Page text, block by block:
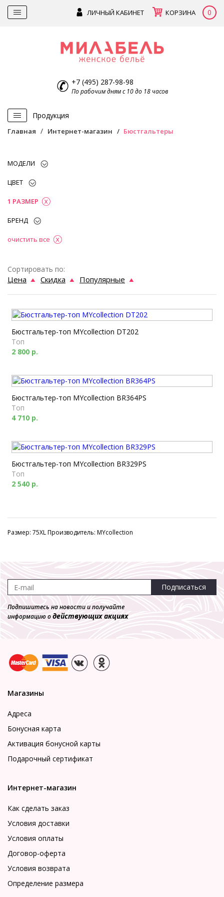
ЛИЧНЫЙ КАБИНЕТ КОРЗИНА 0
+7 (495) 287-98-98
По рабочим дням с 10 до 18 часов
Продукция
Главная Интернет-магазин Бюстгальтеры
МОДЕЛИ
ЦВЕТ
1 РАЗМЕР
БРЕНД
очистить все
Сортировать по:
Цена Скидка Популярные
Бюстгальтер-топ MYcollection DT202
Топ
2 800 р.
Бюстгальтер-топ MYcollection BR364PS
Топ
4 710 р.
Бюстгальтер-топ MYcollection BR329PS
Топ
2 540 р.
Размер: 75XL Производитель: MYcollection
Подписаться
Подпишитесь на новости и получайте
информацию одействующих акциях
Магазины
Адреса
Бонусная карта
Активация бонусной карты
Подарочный сертификат
Интернет-магазин
Как сделать заказ
Условия доставки
Условия оплаты
Договор-оферта
Условия возврата
Определение размера